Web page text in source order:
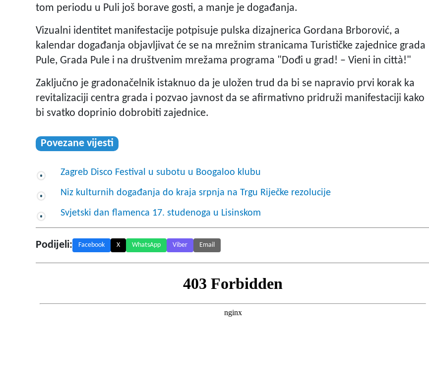
tom periodu u Puli još borave gosti, a manje je događanja.
Vizualni identitet manifestacije potpisuje pulska dizajnerica Gordana Brborović, a
kalendar događanja objavljivat će se na mrežnim stranicama Turističke zajednice grada
Pule, Grada Pule i na društvenim mrežama programa "Dođi u grad! – Vieni in città!"
Zaključno je gradonačelnik istaknuo da je uložen trud da bi se napravio prvi korak ka
revitalizaciji centra grada i pozvao javnost da se afirmativno pridruži manifestaciji kako
bi svatko doprinio dobrobiti zajednice.
Povezane vijesti
Zagreb Disco Festival u subotu u Boogaloo klubu
Niz kulturnih događanja do kraja srpnja na Trgu Riječke rezolucije
Svjetski dan flamenca 17. studenoga u Lisinskom
Podijeli: Facebook X WhatsApp Viber Email